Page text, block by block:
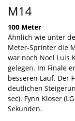
M14
100 Meter
Ähnlich wie unter
Meter-Sprinter die
war noch Noel Luis
gelegen. Im Finale
besseren Lauf. Der
deutlichen
sec). Fynn Kloser
Sekunden.